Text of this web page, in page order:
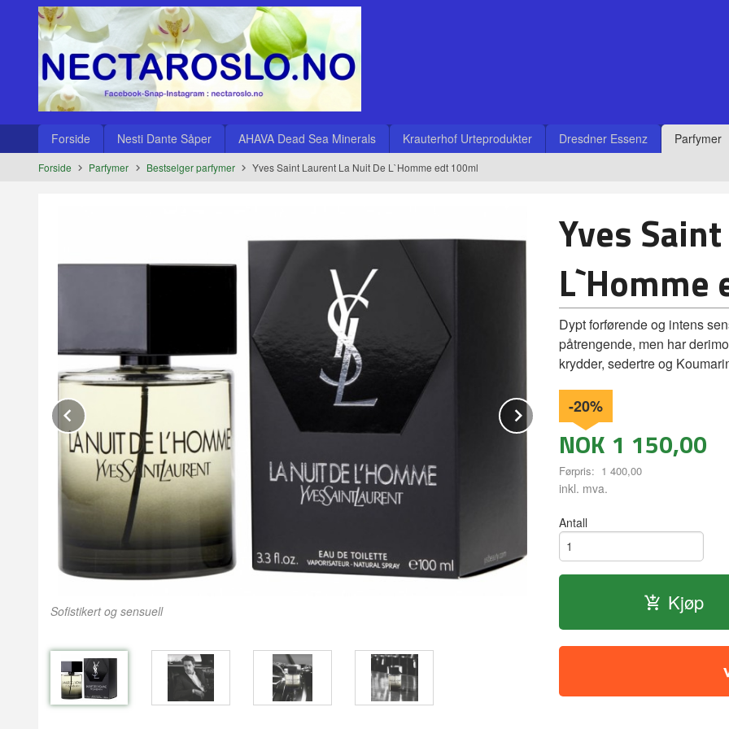
innholdet
Produkter
Forside Nesti Dante Såper AHAVA Dead Sea Minerals Krauterhof Urteprodukter Dresdner Essenz Parfymer
Forside Parfymer Bestselger parfymer Yves Saint Laurent La Nuit De L`Homme edt 100ml
Sofistikert og sensuell Sjarmerende og tiltrekkende
Prev
Yves
L`Homme
Dypt forførende og intens
påtrengende, men har
krydder, sedertre og
NOK 1 150,00
Førpris: 1 400,00
Rabatt
-20%
inkl. mva.
Antall
Kjøp